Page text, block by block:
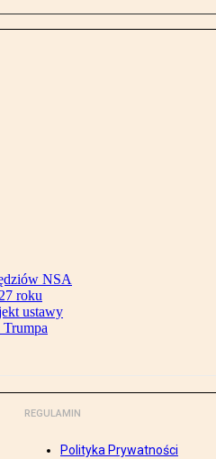
NSA
roku
ustawy
REGULAMIN
Polityka Prywatności